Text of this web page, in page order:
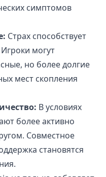
симптомов
Страх способствует
могут
но более долгие
мест скопления
В условиях
более активно
Совместное
становятся